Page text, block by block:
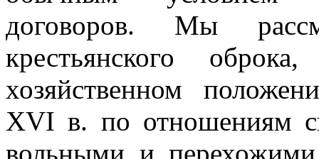
договоров. Мы
крестьянского
хозяйственном
XVI в. по отношениям